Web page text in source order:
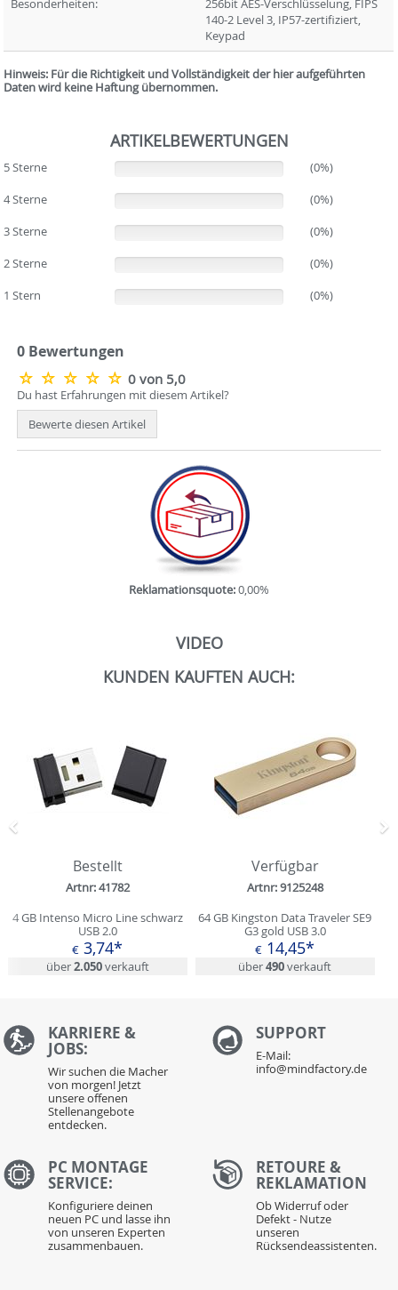
Besonderheiten:
256bit AES-Verschlüsselung, FIPS
140-2 Level 3, IP57-zertifiziert,
Keypad
Hinweis: Für die Richtigkeit und Vollständigkeit der hier aufgeführten
Daten wird keine Haftung übernommen.
ARTIKELBEWERTUNGEN
5 Sterne
(0%)
4 Sterne
(0%)
3 Sterne
(0%)
2 Sterne
(0%)
1 Stern
(0%)
0 Bewertungen
0 von 5,0
Du hast Erfahrungen mit diesem Artikel?
Bewerte diesen Artikel
Reklamationsquote:0,00%
VIDEO
KUNDEN KAUFTEN AUCH:
Bestellt
Artnr: 41782
4 GB Intenso Micro Line schwarz
USB 2.0
€ 3,74*
über2.050verkauft
Verfügbar
Artnr: 9125248
64 GB Kingston Data Traveler SE9
G3 gold USB 3.0
€ 14,45*
über490verkauft
Zurück
KARRIERE &
JOBS:
Wir suchen die Macher
von morgen! Jetzt
unsere offenen
Stellenangebote
entdecken.
SUPPORT
E-Mail:
info@mindfactory.de
PC MONTAGE
SERVICE:
Konfiguriere deinen
neuen PC und lasse ihn
von unseren Experten
zusammenbauen.
RETOURE &
REKLAMATION
Ob Widerruf oder
Defekt - Nutze
unseren
Rücksendeassistenten.